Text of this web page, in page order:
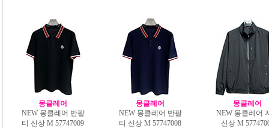
몽클레어
NEW 몽클레어 반팔
티 신상 M 57747009
몽클레어
NEW 몽클레어 반팔
티 신상 M 57747008
몽클레어
NEW 몽클레어
신상 M